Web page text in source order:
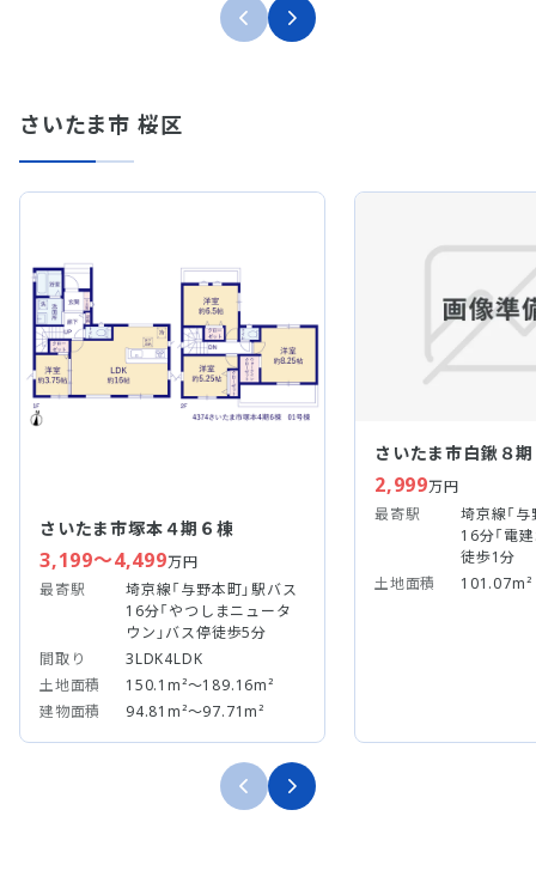
さいたま市 桜区
さいたま市塚本４期６棟
3,199～4,499万円
最寄駅
埼京線「与野本町」駅バス
16分「やつしまニュータ
ウン」バス停徒歩5分
間取り
3LDK4LDK
土地面積
150.1m²～189.16m²
建物面積
94.81m²～97.71m²
さいたま市白鍬８
2,999万円
最寄駅
埼京線「
16分「電
徒歩1分
土地面積
101.07m²